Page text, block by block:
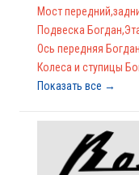
Мост
Подвеска
Ось передняя
Колеса и ступицы
Показать все →